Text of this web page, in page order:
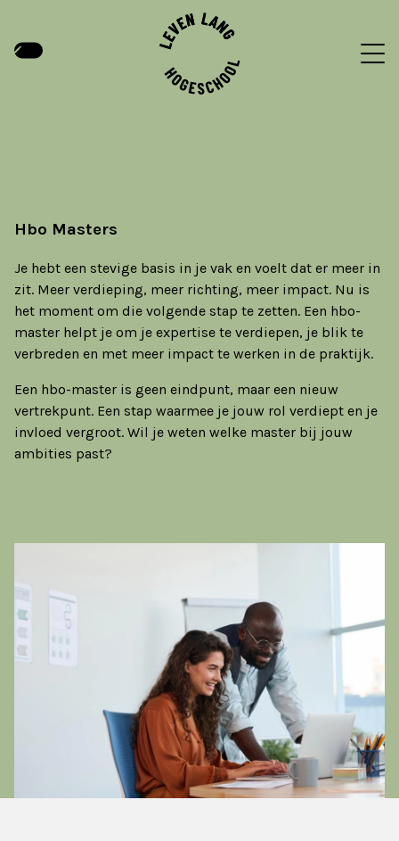
Hbo Masters
Je hebt een stevige basis in je vak en voelt dat er meer in
zit. Meer verdieping, meer richting, meer impact. Nu is
het moment om die volgende stap te zetten. Een hbo-
master helpt je om je expertise te verdiepen, je blik te
verbreden en met meer impact te werken in de praktijk.
Een hbo-master is geen eindpunt, maar een nieuw
vertrekpunt. Een stap waarmee je jouw rol verdiept en je
invloed vergroot. Wil je weten welke master bij jouw
ambities past?